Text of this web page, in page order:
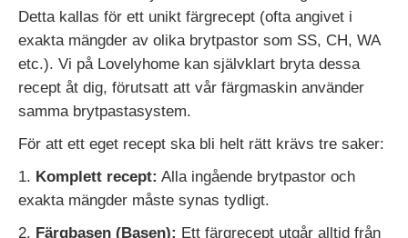
Detta kallas för ett unikt färgrecept (ofta angivet i
exakta mängder av olika brytpastor som SS, CH, WA
etc.). Vi på Lovelyhome kan självklart bryta dessa
recept åt dig, förutsatt att vår färgmaskin använder
samma brytpastasystem.
För att ett eget recept ska bli helt rätt krävs tre saker:
1. Komplett recept: Alla ingående brytpastor och
exakta mängder måste synas tydligt.
2. Färgbasen (Basen): Ett färgrecept utgår alltid från